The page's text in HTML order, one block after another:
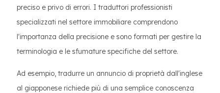
preciso e privo di errori. I traduttori professionisti
specializzati nel settore immobiliare comprendono
l'importanza della precisione e sono formati per gestire la
terminologia e le sfumature specifiche del settore.
Ad esempio, tradurre un annuncio di proprietà dall'inglese
al giapponese richiede più di una semplice conoscenza